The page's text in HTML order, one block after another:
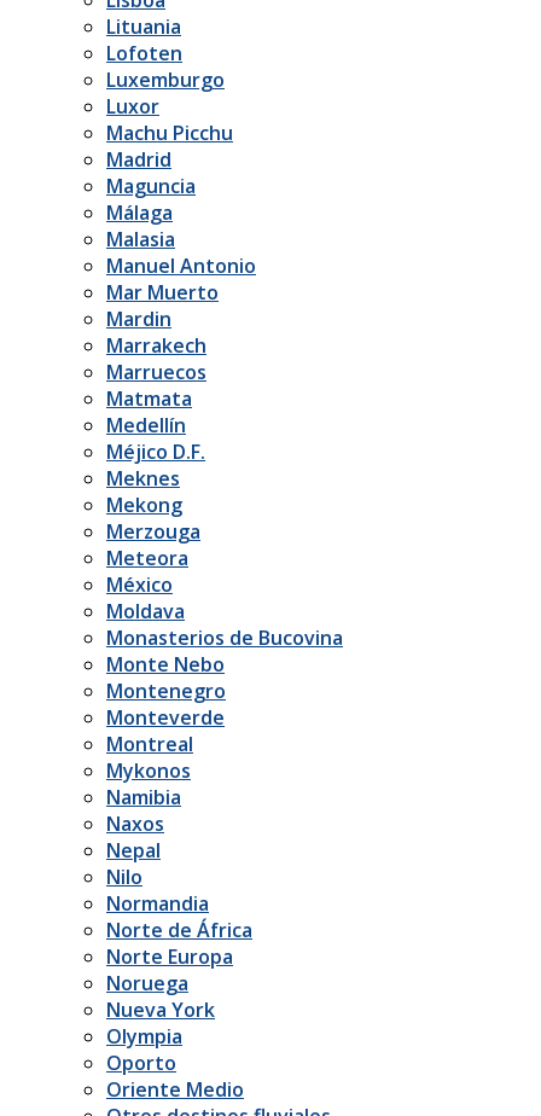
Lituania
Lofoten
Luxemburgo
Luxor
Machu Picchu
Madrid
Maguncia
Málaga
Malasia
Manuel Antonio
Mar Muerto
Mardin
Marrakech
Marruecos
Matmata
Medellín
Méjico D.F.
Meknes
Mekong
Merzouga
Meteora
México
Moldava
Monasterios de Bucovina
Monte Nebo
Montenegro
Monteverde
Montreal
Mykonos
Namibia
Naxos
Nepal
Nilo
Normandia
Norte de África
Norte Europa
Noruega
Nueva York
Olympia
Oporto
Oriente Medio